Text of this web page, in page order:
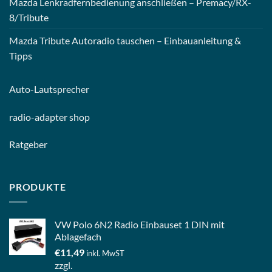
8/Tribute
Mazda Tribute Autoradio tauschen – Einbauanleitung &
Tipps
Auto-Lautsprecher
radio-adapter shop
Ratgeber
PRODUKTE
VW Polo 6N2 Radio Einbauset 1 DIN mit
Ablagefach
€11,49 inkl. MwST
zzgl.